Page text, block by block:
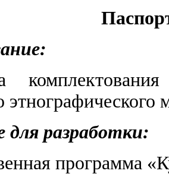
этнографического
для разработки:
программа